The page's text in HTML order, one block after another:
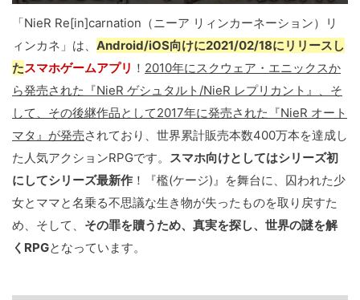
「NieR Re[in]carnation（ニーア リィンカーネーション）リ
ィンカネ」は、 Android/iOS向けに2021/02/18にリリースし
たスマホゲームアプリ ！ 2010年にスクウェア・エニックスか
ら発売された『NieR ゲシュタルト/NieR レプリカント』、そ
して、その後継作品として2017年に発売された『NieR オート
マタ』が発売されており、世界累計販売本数400万本を達成し
た人気アクションRPGです。 スマホ向けとしてはシリーズ初
にしてシリーズ最新作 ！『檻(ケージ)』を舞台に、囚われた少
女とママと名乗る不思議な生き物が失ったものを取り戻すた
め、そして、 その罪を贖うため、真実を探し、世界の謎を解
くRPGとなっています。